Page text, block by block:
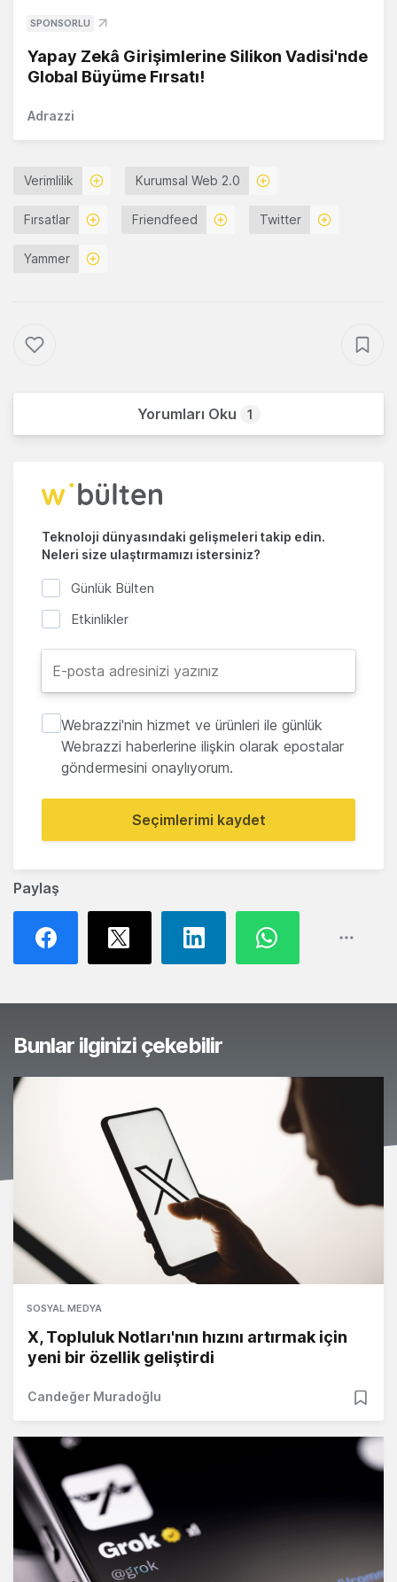
Paylaş
SPONSORLU
Yapay Zekâ Girişimlerine Silikon Vadisi'nde
Global Büyüme Fırsatı!
Adrazzi
Verimlilik Kurumsal Web 2.0
Fırsatlar Friendfeed Twitter
Yammer
Yorumları Oku 1
Teknoloji dünyasındaki gelişmeleri takip edin.
Neleri size ulaştırmamızı istersiniz?
Günlük Bülten
Etkinlikler
Webrazzi'nin hizmet ve ürünleri ile günlük
Webrazzi haberlerine ilişkin olarak epostalar
göndermesini onaylıyorum.
Seçimlerimi kaydet
Bunlar ilginizi çekebilir
SOSYAL MEDYA
X, Topluluk Notları'nın hızını artırmak için
yeni bir özellik geliştirdi
Candeğer Muradoğlu